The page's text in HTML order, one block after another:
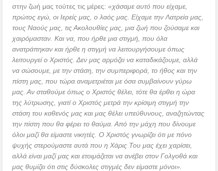
στην ζωή μας τούτες τις μέρες:«χάσαμε αυτό που είχαμε,
πρώτος εγώ, οι Ιερείς μας, ο λαός μας. Είχαμε την Λατρεία μας,
τους Ναούς μας, τις Ακολουθίες μας, μια ζωή που ζούσαμε και
χαιρόμασταν. Και να, που ήρθε μια στιγμή, που όλα
ανατράπηκαν και ήρθε η στιγμή να λειτουργήσουμε όπως
λειτουργεί ο Χριστός. Δεν μας αρμόζει να καταδικάζουμε, αλλά
να σώσουμε, με την στάση, την συμπεριφορά, το ήθος και την
πίστη μας, που τώρα αναμετριέται με όσα συμβαίνουν γύρω
μας. Αν σταθούμε όπως ο Χριστός θέλει, τότε θα έρθει η ώρα
της λύτρωσης, γιατί ο Χριστός μετρά την κρίσιμη στιγμή την
στάση του καθενός μας και μας θέλει υπεύθυνους, αναζητώντας
την πίστη που θα φέρει το θαύμα. Από την μάχη που δίνουμε
όλοι μαζί θα είμαστε νικητές. Ο Χριστός γνωρίζει ότι με πόνο
ψυχής στερούμαστε αυτά που η Χάρις Του μας έχει χαρίσει,
αλλά είναι μαζί μας και ετοιμάζεται να ανέβει στον Γολγοθά και
μας θυμίζει ότι στις δύσκολες στιγμές δεν είμαστε μόνοι».